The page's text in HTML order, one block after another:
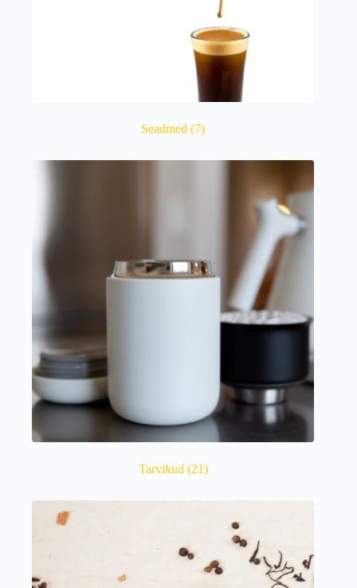
Seadmed(7)
Tarvikud (21)